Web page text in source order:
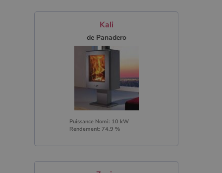
Kali
de Panadero
Puissance Nomi: 10 kW
Rendement: 74.9 %